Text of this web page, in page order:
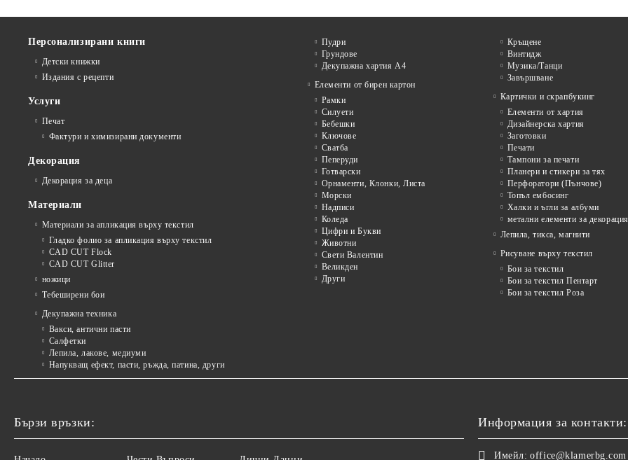
Персонализирани книги
Детски книжки
Издания с рецепти
Услуги
Печат
Фактури и химизирани документи
Декорация
Декорация за деца
Материали
Материали за апликация върху текстил
Гладко фолио за апликация върху текстил
CAD CUT Flock
CAD CUT Glitter
ножици
Тебеширени бои
Декупажна техника
Вакси, антични пасти
Салфетки
Лепила, лакове, медиуми
Напукващ ефект, пасти, ръжда, патина, други
Пудри
Грундове
Декупажна хартия А4
Елементи от бирен картон
Рамки
Силуети
Бебешки
Ключове
Сватба
Пеперуди
Готварски
Орнаменти, Клонки, Листа
Морски
Надписи
Коледа
Цифри и Букви
Животни
Свети Валентин
Великден
Други
Кръщене
Винтидж
Музика/Танци
Завършване
Картички и скрапбукинг
Елементи от хартия
Дизайнерска хартия
Заготовки
Печати
Тампони за печати
Планери и стикери за тях
Перфоратори (Пънчове)
Топъл ембосинг
Халки и ъгли за албуми
метални елементи за декорация
Лепила, тикса, магнити
Рисуване върху текстил
Бои за текстил
Бои за текстил Пентарт
Бои за текстил Роза
Бързи връзки: Информация за контакти:
Имейл: office@klamerbg.com